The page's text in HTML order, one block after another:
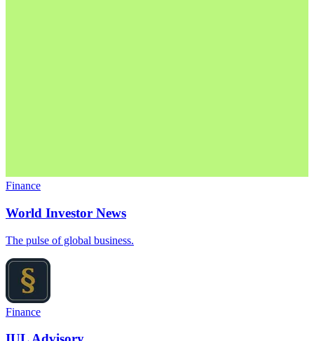
Finance
World Investor News
The pulse of global business.
Finance